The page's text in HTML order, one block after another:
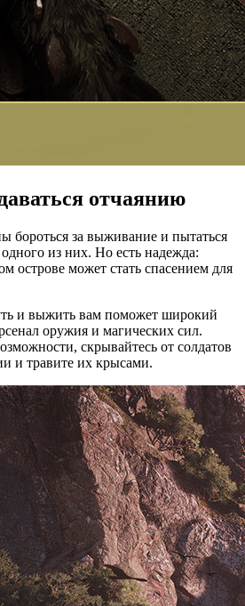
отчаянию
бороться за выживание и пытаться
из них. Но есть надежда:
острове может стать спасением для
и выжить вам поможет широкий
оружия и магических сил.
скрывайтесь от солдатов
и травите их крысами.